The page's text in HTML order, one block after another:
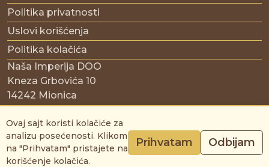
Politika privatnosti
Uslovi korišćenja
Politika kolačića
Naša Imperija DOO
Kneza Grbovića 10
14242 Mionica
Srbija
PIB: 114244045
© Copyright 2026 Moje stado | All rights reserved.
Ovaj sajt koristi kolačiće za
analizu posećenosti. Klikom
na "Prihvatam" pristajete na
korišćenje kolačića.
Prihvatam Odbijam